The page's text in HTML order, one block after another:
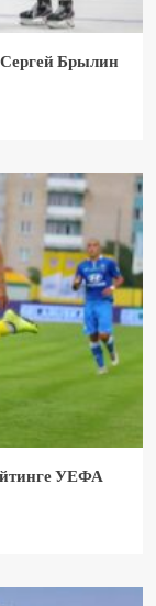
Брылин
УЕФА